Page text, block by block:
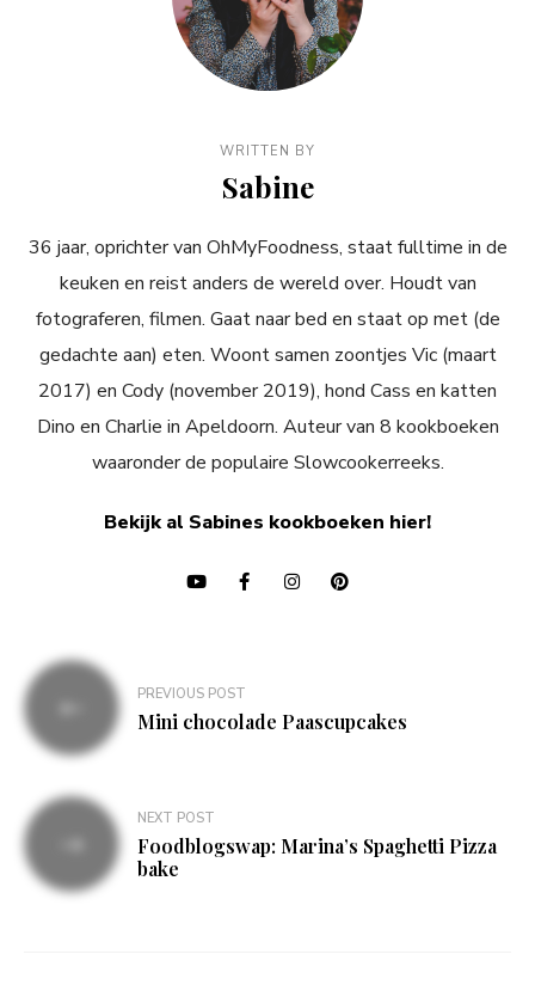
WRITTEN BY
Sabine
36 jaar, oprichter van OhMyFoodness, staat fulltime in de
keuken en reist anders de wereld over. Houdt van
fotograferen, filmen. Gaat naar bed en staat op met (de
gedachte aan) eten. Woont samen zoontjes Vic (maart
2017) en Cody (november 2019), hond Cass en katten
Dino en Charlie in Apeldoorn. Auteur van 8 kookboeken
waaronder de populaire Slowcookerreeks.
Bekijk al Sabines kookboeken hier!
Bericht
navigatie
PREVIOUS POST
Mini chocolade Paascupcakes
NEXT POST
Foodblogswap: Marina’s Spaghetti Pizza
bake